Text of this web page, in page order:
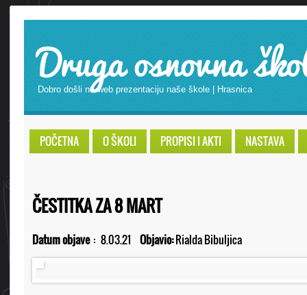
Druga osnovna
Dobro došli na web prezentaciju naše škole | Hrasnica
POČETNA O ŠKOLI PROPISI I AKTI NASTAVA
ČESTITKA ZA 8 MART
Datum objave : 8.03.21 Objavio:Rialda Bibuljica